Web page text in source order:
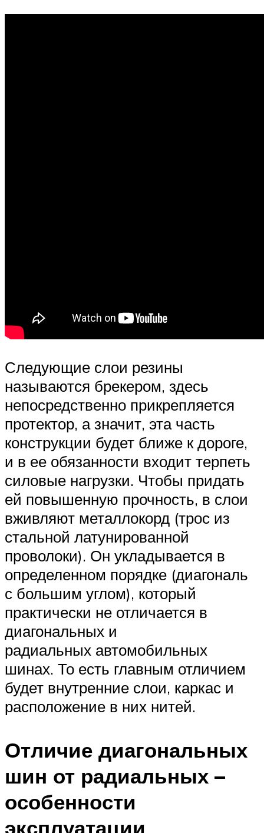
Следующие слои резины
называются брекером, здесь
непосредственно прикрепляется
протектор, а значит, эта часть
конструкции будет ближе к дороге,
и в ее обязанности входит терпеть
силовые нагрузки. Чтобы придать
ей повышенную прочность, в слои
вживляют металлокорд (трос из
стальной латунированной
проволоки). Он укладывается в
определенном порядке (диагональ
с большим углом), который
практически не отличается в
диагональных и
радиальных автомобильных
шинах. То есть главным отличием
будет внутренние слои, каркас и
расположение в них нитей.
Отличие диагональных
шин от радиальных –
особенности
эксплуатации